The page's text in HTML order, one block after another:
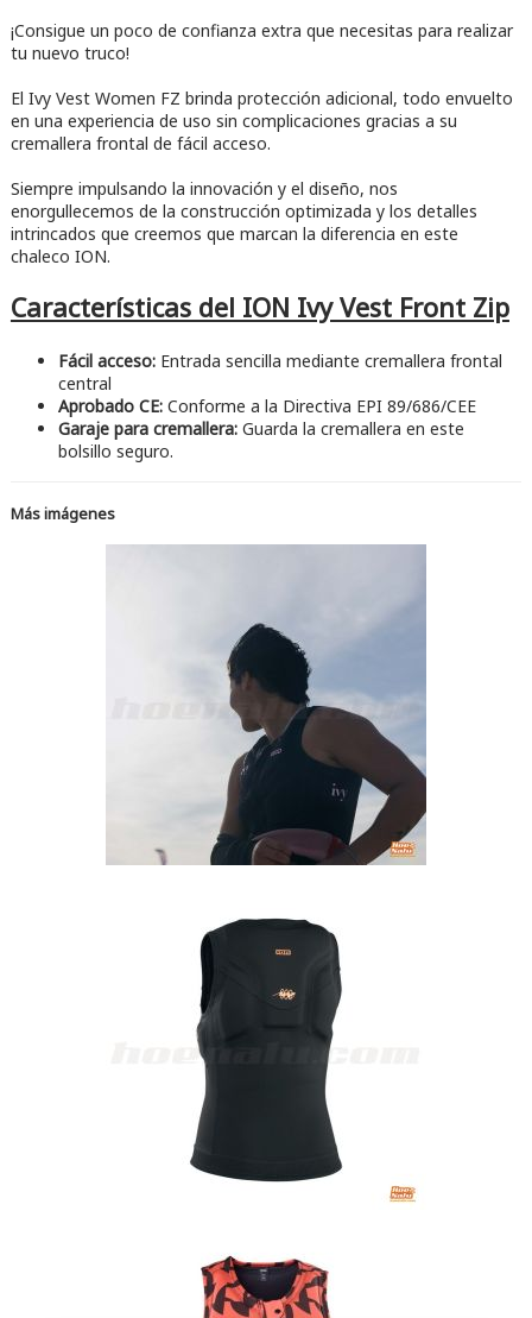
¡Consigue un poco de confianza extra que necesitas para realizar
tu nuevo truco!
El Ivy Vest Women FZ brinda protección adicional, todo envuelto
en una experiencia de uso sin complicaciones gracias a su
cremallera frontal de fácil acceso.
Siempre impulsando la innovación y el diseño, nos
enorgullecemos de la construcción optimizada y los detalles
intrincados que creemos que marcan la diferencia en este
chaleco ION.
Características del ION Ivy Vest Front Zip
Fácil acceso:Entrada sencilla mediante cremallera frontal
central
Aprobado CE:Conforme a la Directiva EPI 89/686/CEE
Garaje para cremallera:Guarda la cremallera en este
bolsillo seguro.
Más imágenes